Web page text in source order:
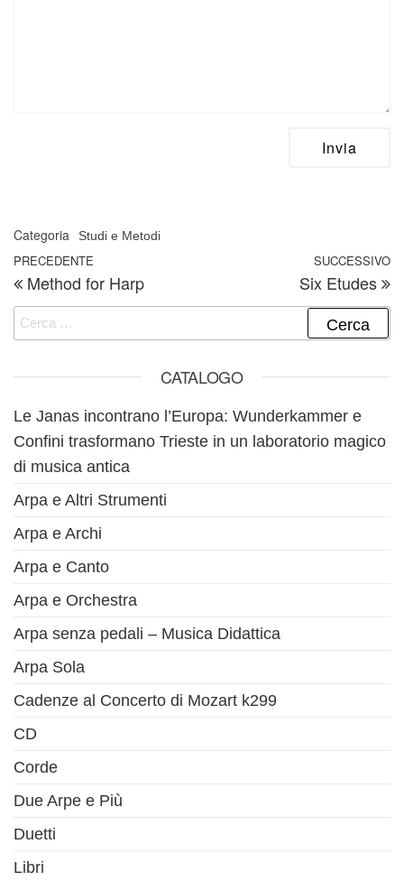
Categoria Studi e Metodi
Navigazione articoli
Articolo precedente
PRECEDENTE
Method for Harp
SUCCESSIVO
Six Etudes
Ricerca per:
CATALOGO
Le Janas incontrano l’Europa: Wunderkammer e
Confini trasformano Trieste in un laboratorio magico
di musica antica
Arpa e Altri Strumenti
Arpa e Archi
Arpa e Canto
Arpa e Orchestra
Arpa senza pedali – Musica Didattica
Arpa Sola
Cadenze al Concerto di Mozart k299
CD
Corde
Due Arpe e Più
Duetti
Libri